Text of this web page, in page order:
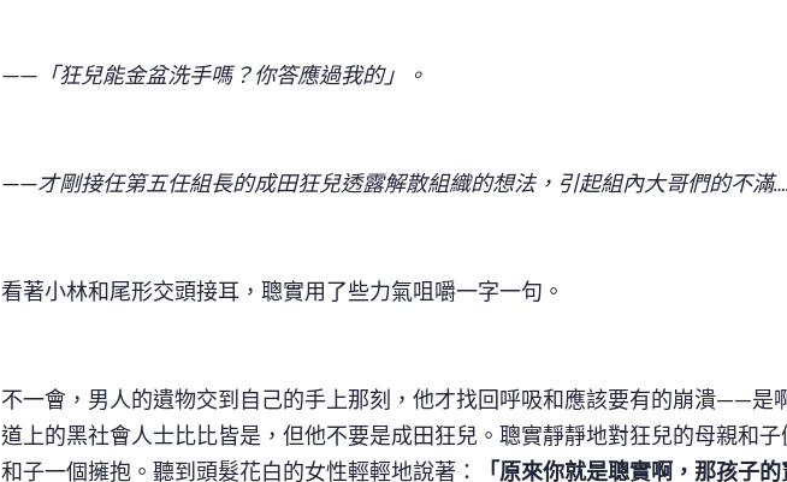
——「狂兒能金盆洗手嗎？你答應過我的」。
——才剛接任第五任組長的成田狂兒透露解散組織的想法，引起組內大哥們的不滿
看著小林和尾形交頭接耳，聰實用了些力氣咀嚼一字一句。
不一會，男人的遺物交到自己的手上那刻，他才找回呼吸和應該要有的崩潰——是
道上的黑社會人士比比皆是，但他不要是成田狂兒。聰實靜靜地對狂兒的母親和
和子一個擁抱。聽到頭髮花白的女性輕輕地說著：
「原來你就是聰實啊，那孩子的